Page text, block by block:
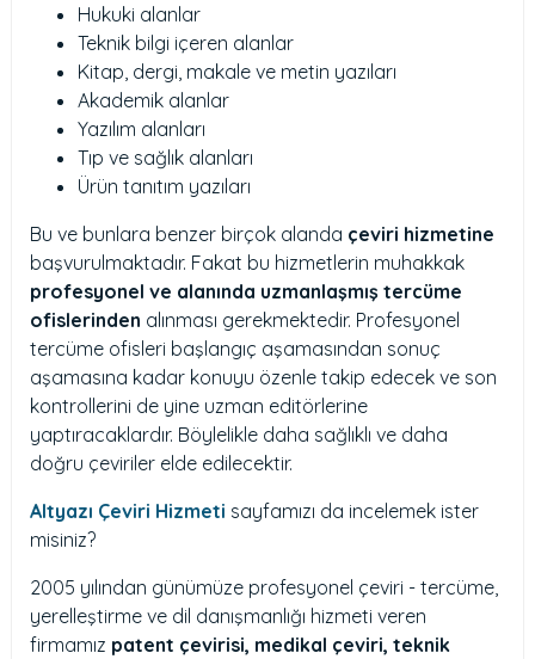
Hukuki alanlar
Teknik bilgi içeren alanlar
Kitap, dergi, makale ve metin yazıları
Akademik alanlar
Yazılım alanları
Tıp ve sağlık alanları
Ürün tanıtım yazıları
Bu ve bunlara benzer birçok alanda çeviri hizmetine
başvurulmaktadır. Fakat bu hizmetlerin muhakkak
profesyonel ve alanında uzmanlaşmış tercüme
ofislerinden alınması gerekmektedir. Profesyonel
tercüme ofisleri başlangıç aşamasından sonuç
aşamasına kadar konuyu özenle takip edecek ve son
kontrollerini de yine uzman editörlerine
yaptıracaklardır. Böylelikle daha sağlıklı ve daha
doğru çeviriler elde edilecektir.
Altyazı Çeviri Hizmeti sayfamızı da incelemek ister
misiniz?
2005 yılından günümüze profesyonel çeviri - tercüme,
yerelleştirme ve dil danışmanlığı hizmeti veren
firmamız patent çevirisi, medikal çeviri, teknik